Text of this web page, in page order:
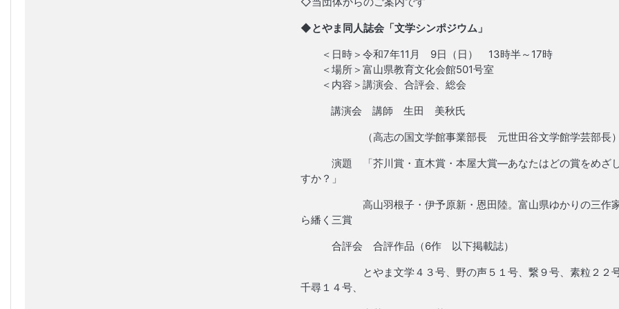
◆とやま同人誌会「文学シンポジウム」
＜日時＞令和7年11月 9日（日） 13時半～17時
＜場所＞富山県教育文化会館501号室
＜内容＞講演会、合評会、総会
講演会 講師 生田 美秋氏
（高志の国文学館事業部長 元世田谷文学館学芸部長）
演題 「芥川賞・直木賞・本屋大賞―あなたはどの賞をめざ
すか？」
高山羽根子・伊予原新・恩田陸。富山県ゆかりの三作
ら繙く三賞
合評会 合評作品（6作 以下掲載誌）
とやま文学４３号、野の声５１号、繋９号、素粒２２号
千尋１４号、